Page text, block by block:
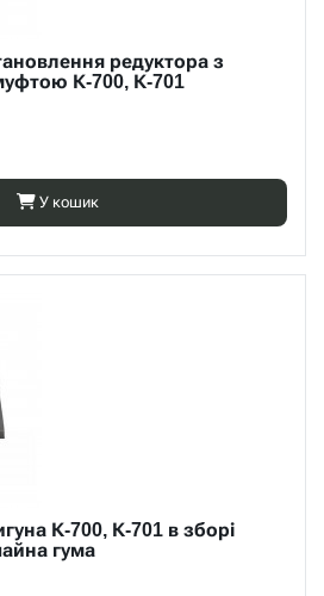
редуктора з
К-700, К-701
У кошик
К-700, К-701 в зборі
гума